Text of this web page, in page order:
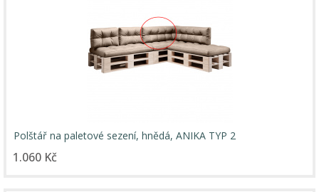
Polštář na paletové sezení, hnědá, ANIKA TYP 2
1.060 Kč